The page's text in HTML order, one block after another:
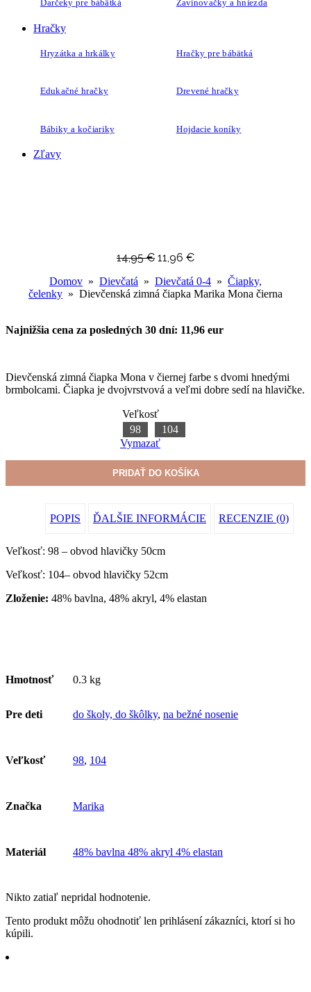
Darčeky pre bábätká Zavinovačky a hniezda
Hračky
Hryzátka a hrkálky Hračky pre bábätká
Edukačné hračky Drevené hračky
Bábiky a kočiariky Hojdacie koníky
Zľavy
14,95€ 11,96 €
Domov » Dievčatá » Dievčatá 0-4 » Čiapky,
čelenky » Dievčenská zimná čiapka Marika Mona čierna
Najnižšia cena za posledných 30 dní: 11,96 eur
Dievčenská zimná čiapka Mona v čiernej farbe s dvomi hnedými
brmbolcami. Čiapka je dvojvrstvová a veľmi dobre sedí na hlavičke.
Veľkosť
98
104
Vymazať
PRIDAŤ DO KOŠÍKA
POPIS ĎALŠIE INFORMÁCIE RECENZIE (0)
Veľkosť: 98 – obvod hlavičky 50cm
Veľkosť: 104– obvod hlavičky 52cm
Zloženie: 48% bavlna, 48% akryl, 4% elastan
Hmotnosť 0.3 kg
Pre deti do školy, do škôlky, na bežné nosenie
Veľkosť 98, 104
Značka Marika
Materiál 48% bavlna 48% akryl 4% elastan
Nikto zatiaľ nepridal hodnotenie.
Tento produkt môžu ohodnotiť len prihlásení zákazníci, ktorí si ho
kúpili.